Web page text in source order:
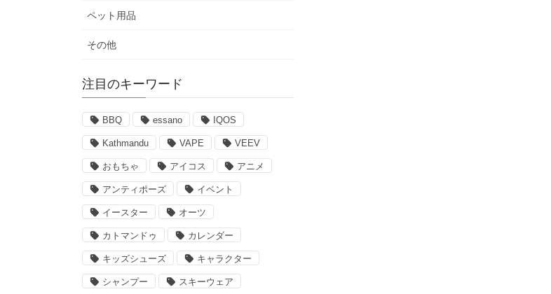
ペット用品
その他
注目のキーワード
BBQ essano IQOS
Kathmandu VAPE VEEV
おもちゃ アイコス アニメ
アンティポーズ イベント
イースター オーツ
カトマンドゥ カレンダー
キッズシューズ キャラクター
シャンプー スキーウェア